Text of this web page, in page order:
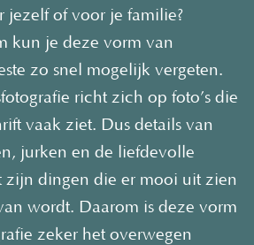
jezelf of voor je familie?
kun je deze vorm van
zo snel mogelijk vergeten.
richt zich op foto’s die
vaak ziet. Dus details van
jurken en de liefdevolle
zijn dingen die er mooi uit zien
wordt. Daarom is deze vorm
zeker het overwegen